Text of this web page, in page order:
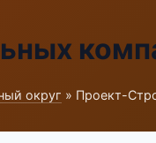
округ » Проект-